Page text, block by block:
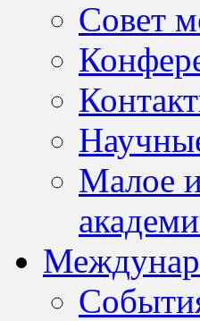
Совет
Малое